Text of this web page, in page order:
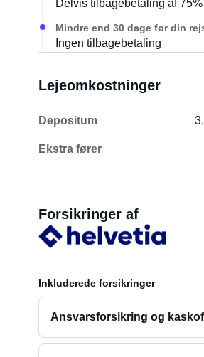
Delvis tilbagebetaling af
Mindre end 30 dage før din
Ingen tilbagebetaling
Lejeomkostninger
Depositum
Ekstra fører
Forsikringer af
Inkluderede forsikringer
Ansvarsforsikring og